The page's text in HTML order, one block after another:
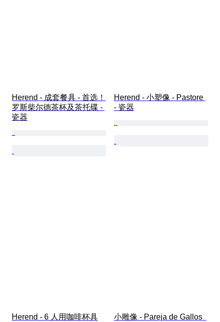
Herend - 成套餐具 - 首选！
罗斯柴尔德茶杯及茶托碟 -
瓷器
Herend - 小塑像 - Pastore
- 瓷器
Herend - 6 人用咖啡杯具
小雕像 - Pareja de Gallos